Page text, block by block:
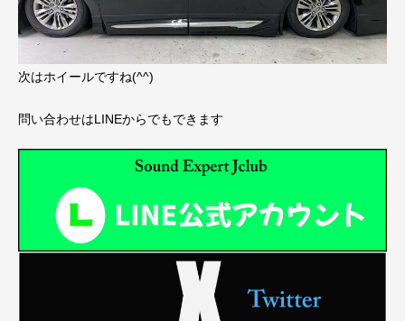
次はホイールですね(^^)
問い合わせはLINEからでもできます